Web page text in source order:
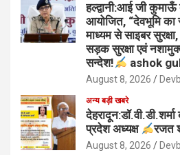
हल्द्वानी:आई जी कुमाऊँ
आयोजित, “देवभूमि का
माध्यम से साइबर
सड़क सुरक्षा एवं
सन्देश!
ashok
August 8, 2026
अन्य बड़ी खबरे
प्रदेश अध्यक्ष
रजत
August 8, 2026